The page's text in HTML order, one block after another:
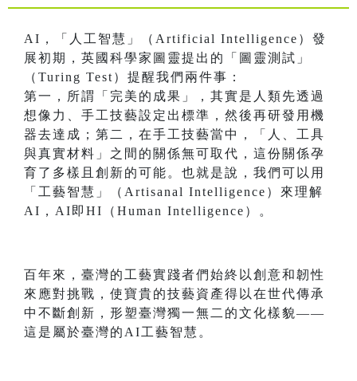
AI，「人工智慧」（Artificial Intelligence）發
展初期，英國科學家圖靈提出的「圖靈測試」
（Turing Test）提醒我們兩件事：
第一，所謂「完美的成果」，其實是人類先透過
想像力、手工技藝設定出標準，然後再研發用機
器去達成；第二，在手工技藝當中，「人、工具
與真實材料」之間的關係無可取代，這份關係孕
育了多樣且創新的可能。也就是說，我們可以用
「工藝智慧」（Artisanal Intelligence）來理解
AI，AI即HI（Human Intelligence）。
百年來，臺灣的工藝實踐者們始終以創意和韌性
來應對挑戰，使寶貴的技藝資產得以在世代傳承
中不斷創新，形塑臺灣獨一無二的文化樣貌——
這是屬於臺灣的AI工藝智慧。